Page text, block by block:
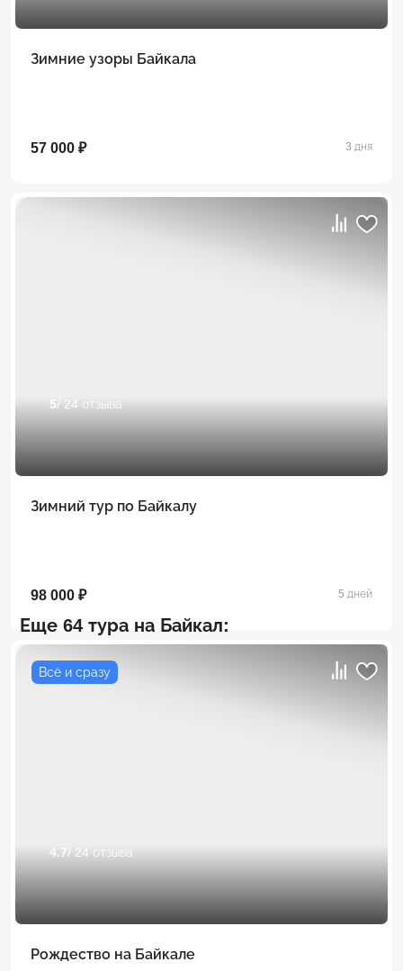
Зимние узоры Байкала
57 000 ₽ 3 дня
5/ 24 отзыва
Зимний тур по Байкалу
98 000 ₽ 5 дней
Еще 64 тура на Байкал:
Всё и сразу
4.7/ 24 отзыва
Рождество на Байкале